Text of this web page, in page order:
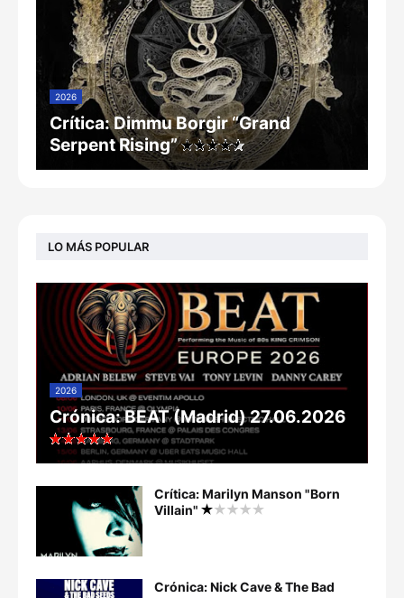
2026
Crítica: Dimmu Borgir “Grand
Serpent Rising”
LO MÁS POPULAR
2026
Crónica: BEAT (Madrid) 27.06.2026
Crítica: Marilyn Manson "Born
Villain"
Crónica: Nick Cave & The Bad